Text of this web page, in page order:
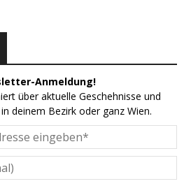
Anmeldung!
über aktuelle Geschehnisse und
deinem Bezirk oder ganz Wien.